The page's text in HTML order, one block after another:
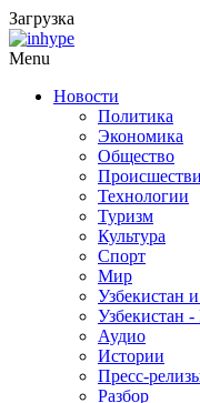
Загрузка
Menu
Новости
Политика
Экономика
Общество
Технологии
Туризм
Культура
Спорт
Мир
Узбекистан
Узбекистан -
Аудио
Истории
Пресс-
Разбор